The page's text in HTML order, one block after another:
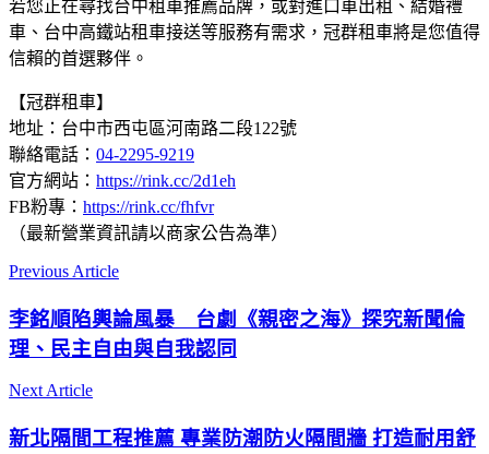
若您正在尋找台中租車推薦品牌，或對進口車出租、結婚禮
車、台中高鐵站租車接送等服務有需求，冠群租車將是您值得
信賴的首選夥伴。
【冠群租車】
地址：台中市西屯區河南路二段122號
聯絡電話： 04-2295-9219
官方網站： https://rink.cc/2d1eh
FB粉專： https://rink.cc/fhfvr
（最新營業資訊請以商家公告為準）
Previous Article
李銘順陷輿論風暴 台劇《親密之海》探究新聞倫
理、民主自由與自我認同
Next Article
新北隔間工程推薦 專業防潮防火隔間牆 打造耐用舒